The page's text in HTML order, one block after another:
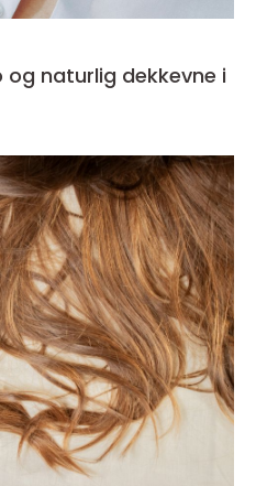
og naturlig dekkevne i